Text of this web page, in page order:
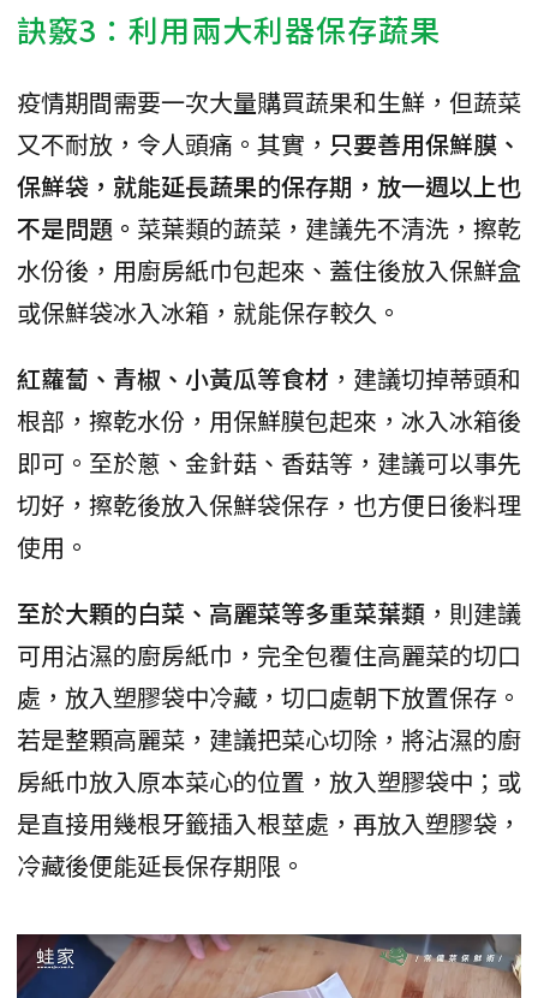
訣竅3：利用兩大利器保存蔬果
疫情期間需要一次大量購買蔬果和生鮮，但蔬菜
又不耐放，令人頭痛。其實， 只要善用保鮮膜、
保鮮袋，就能延長蔬果的保存期，放一週以上也
不是問題。 菜葉類的蔬菜，建議先不清洗，擦乾
水份後，用廚房紙巾包起來、蓋住後放入保鮮盒
或保鮮袋冰入冰箱，就能保存較久。
紅蘿蔔、青椒、小黃瓜等食材 ，建議切掉蒂頭和
根部，擦乾水份，用保鮮膜包起來，冰入冰箱後
即可。至於蔥、金針菇、香菇等，建議可以事先
切好，擦乾後放入保鮮袋保存，也方便日後料理
使用。
至於大顆的白菜、高麗菜等多重菜葉類 ，則建議
可用沾濕的廚房紙巾，完全包覆住高麗菜的切口
處，放入塑膠袋中冷藏，切口處朝下放置保存。
若是整顆高麗菜，建議把菜心切除，將沾濕的廚
房紙巾放入原本菜心的位置，放入塑膠袋中；或
是直接用幾根牙籤插入根莖處，再放入塑膠袋，
冷藏後便能延長保存期限。